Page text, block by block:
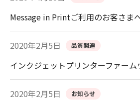
Message in Printご利用のお客さま
2020年2月5日 品質関連
インクジェットプリンターファー
2020年2月5日 お知らせ